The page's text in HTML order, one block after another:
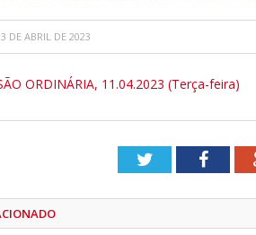
DE ABRIL DE 2023
ORDINÁRIA, 11.04.2023 (Terça-feira)
Twitter